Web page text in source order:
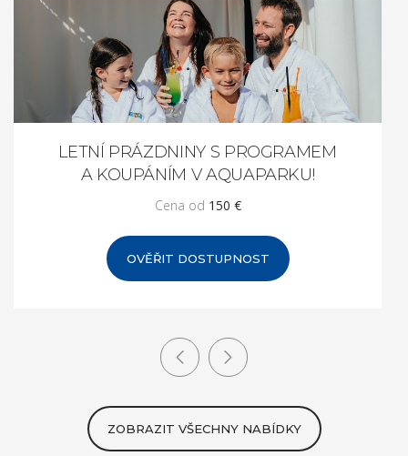
LETNÍ PRÁZDNINY S PROGRAMEM
A KOUPÁNÍM V AQUAPARKU!
Cena od 150 €
OVĚŘIT DOSTUPNOST
ZOBRAZIT VŠECHNY NABÍDKY